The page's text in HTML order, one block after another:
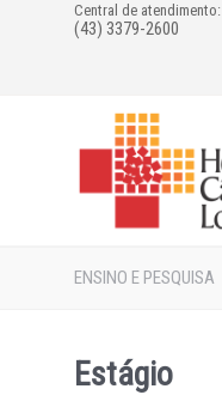
Central de atendimento:
(43) 3379-2600
ENSINO E PESQUISA
Estágio